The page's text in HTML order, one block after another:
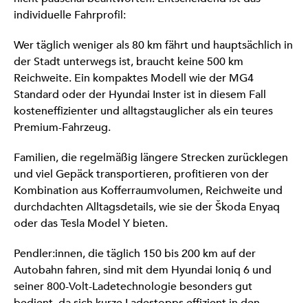
individuelle Fahrprofil:
Wer täglich weniger als 80 km fährt und hauptsächlich in
der Stadt unterwegs ist, braucht keine 500 km
Reichweite. Ein kompaktes Modell wie der MG4
Standard oder der Hyundai Inster ist in diesem Fall
kosteneffizienter und alltagstauglicher als ein teures
Premium-Fahrzeug.
Familien, die regelmäßig längere Strecken zurücklegen
und viel Gepäck transportieren, profitieren von der
Kombination aus Kofferraumvolumen, Reichweite und
durchdachten Alltagsdetails, wie sie der Škoda Enyaq
oder das Tesla Model Y bieten.
Pendler:innen, die täglich 150 bis 200 km auf der
Autobahn fahren, sind mit dem Hyundai Ioniq 6 und
seiner 800-Volt-Ladetechnologie besonders gut